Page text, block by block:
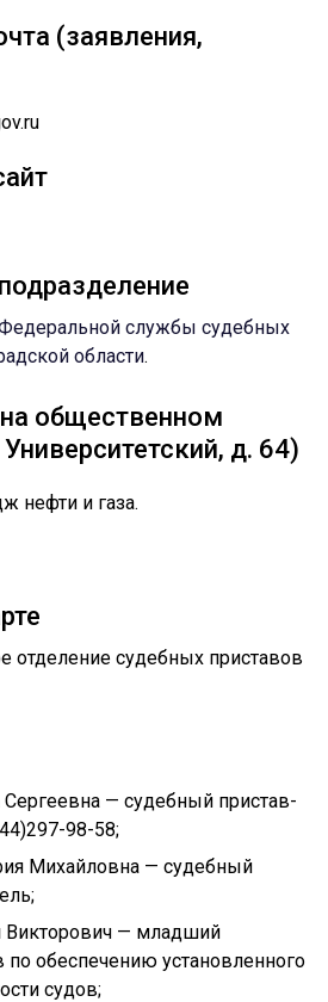
(заявления,
службы судебных
области.
общественном
д. 64)
нефти и газа.
— судебный пристав-
98-58;
Михайловна — судебный
Викторович — младший
по обеспечению установленного
судов;